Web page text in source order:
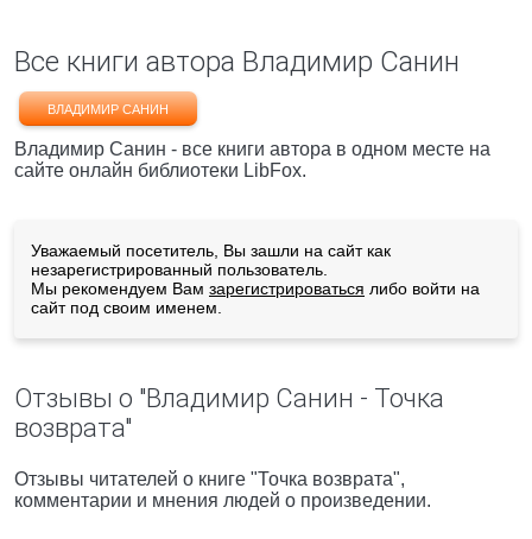
Все книги автора Владимир Санин
ВЛАДИМИР САНИН
Владимир Санин - все книги автора в одном месте на
сайте онлайн библиотеки LibFox.
Уважаемый посетитель, Вы зашли на сайт как
незарегистрированный пользователь.
Мы рекомендуем Вам зарегистрироваться либо войти на
сайт под своим именем.
Отзывы о "Владимир Санин - Точка
возврата"
Отзывы читателей о книге "Точка возврата",
комментарии и мнения людей о произведении.